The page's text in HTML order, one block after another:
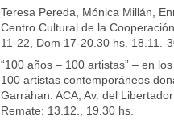
Teresa Pereda, Mónica Millán,
Centro Cultural de la
11-22, Dom 17-20.30 hs. 18.11.-
“100 años – 100 artistas” – en
100 artistas contemporáneos
Garrahan. ACA, Av. del
Remate: 13.12., 19.30 hs.